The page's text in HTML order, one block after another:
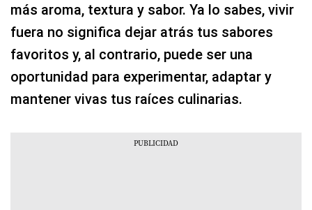
más aroma, textura y sabor. Ya lo sabes, vivir
fuera no significa dejar atrás tus sabores
favoritos y, al contrario, puede ser una
oportunidad para experimentar, adaptar y
mantener vivas tus raíces culinarias.